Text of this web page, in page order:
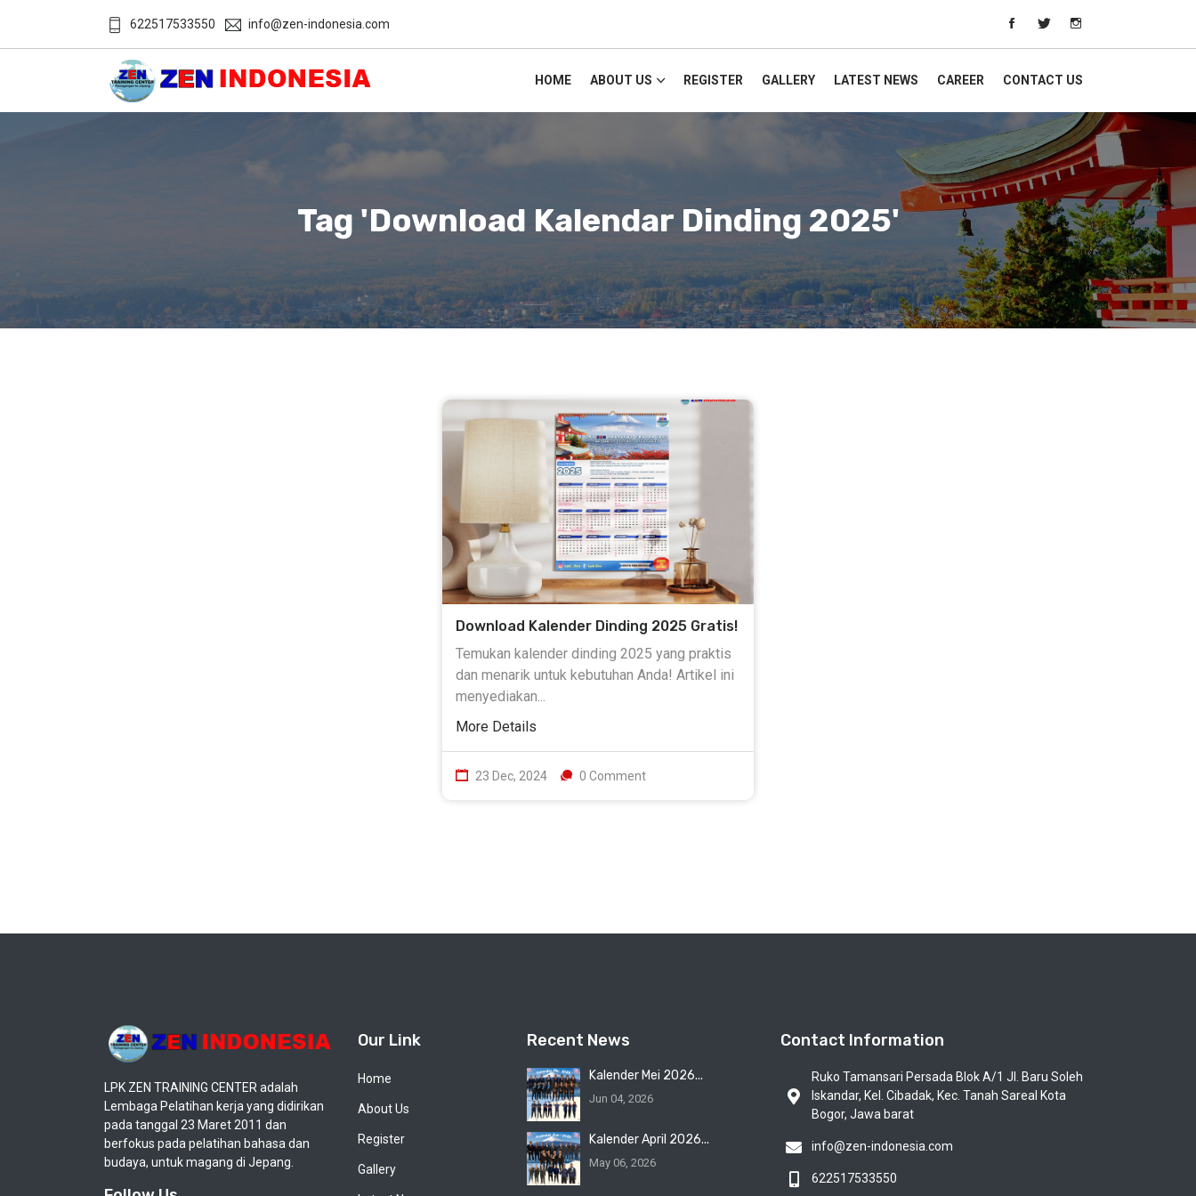
622517533550 info@zen-indonesia.com
HOME ABOUT US REGISTER GALLERY LATEST NEWS CAREER CONTACT US
Tag 'download Kalendar Dinding 2025'
Download Kalender Dinding 2025 Gratis!
Temukan kalender dinding 2025 yang praktis
dan menarik untuk kebutuhan Anda! Artikel ini
menyediakan...
More Details
23 Dec, 2024 0 Comment
LPK ZEN TRAINING CENTER adalah
Lembaga Pelatihan kerja yang didirikan
pada tanggal 23 Maret 2011 dan
berfokus pada pelatihan bahasa dan
budaya, untuk magang di Jepang.
Our Link
Home
About Us
Register
Gallery
Recent News
Kalender Mei 2026...
Jun 04, 2026
Kalender April 2026...
May 06, 2026
Contact Information
Ruko Tamansari Persada Blok A/1 Jl. Baru Soleh
Iskandar, Kel. Cibadak, Kec. Tanah Sareal Kota
Bogor, Jawa barat
info@zen-indonesia.com
622517533550